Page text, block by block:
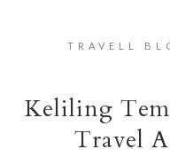
TRAVELL
Keliling
Travel